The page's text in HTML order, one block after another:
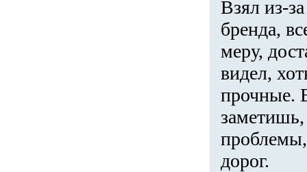
Взял из-
бренда,
меру,
видел,
прочные.
проблемы,
дорог.